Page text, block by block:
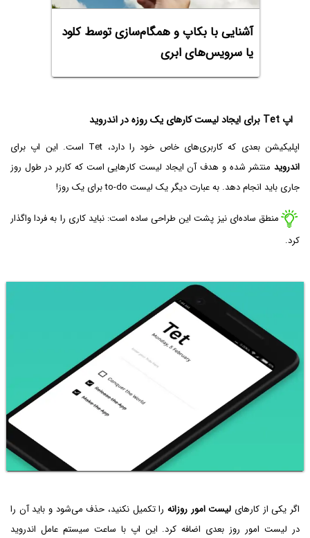
آشنایی با بکاپ و همگام‌سازی توسط کلود
یا سرویس‌های ابری
اپ Tet برای ایجاد لیست کارهای یک روزه در اندروید
اپلیکیشن بعدی که کاربری‌های خاص خود را دارد، Tet است. این اپ برای
اندروید منتشر شده و هدف آن ایجاد لیست کارهایی است که کاربر در طول روز
جاری باید انجام دهد. به عبارت دیگر یک لیست to-do برای یک روز!
منطق ساده‌ای نیز پشت این طراحی ساده است: نباید کاری را به فردا واگذار
کرد.
اگر یکی از کارهای لیست امور روزانه را تکمیل نکنید، حذف می‌شود و باید آن را
در لیست امور روز بعدی اضافه کرد. این اپ با ساعت سیستم عامل اندروید